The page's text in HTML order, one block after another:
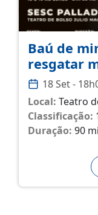
Baú de
resgatar
18 Set -
Local: Teatro
Classificação:
Duração: 90